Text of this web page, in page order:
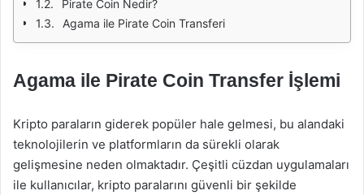
Pirate Coin Nedir?
Agama ile Pirate Coin Transferi
Agama ile Pirate Coin Transfer İşlemi
Kripto paraların giderek popüler hale gelmesi, bu alandaki
teknolojilerin ve platformların da sürekli olarak
gelişmesine neden olmaktadır. Çeşitli cüzdan uygulamaları
ile kullanıcılar, kripto paralarını güvenli bir şekilde